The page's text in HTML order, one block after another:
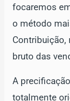
focaremos
o método
bruto das
A
totalmente